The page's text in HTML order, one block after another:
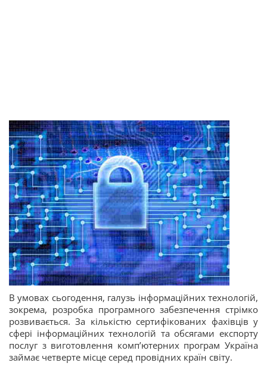
В умовах сьогодення, галузь інформаційних технологій,
зокрема, розробка програмного забезпечення стрімко
розвивається. За кількістю сертифікованих фахівців у
сфері інформаційних технологій та обсягами експорту
послуг з виготовлення комп’ютерних програм Україна
займає четверте місце серед провідних країн світу.